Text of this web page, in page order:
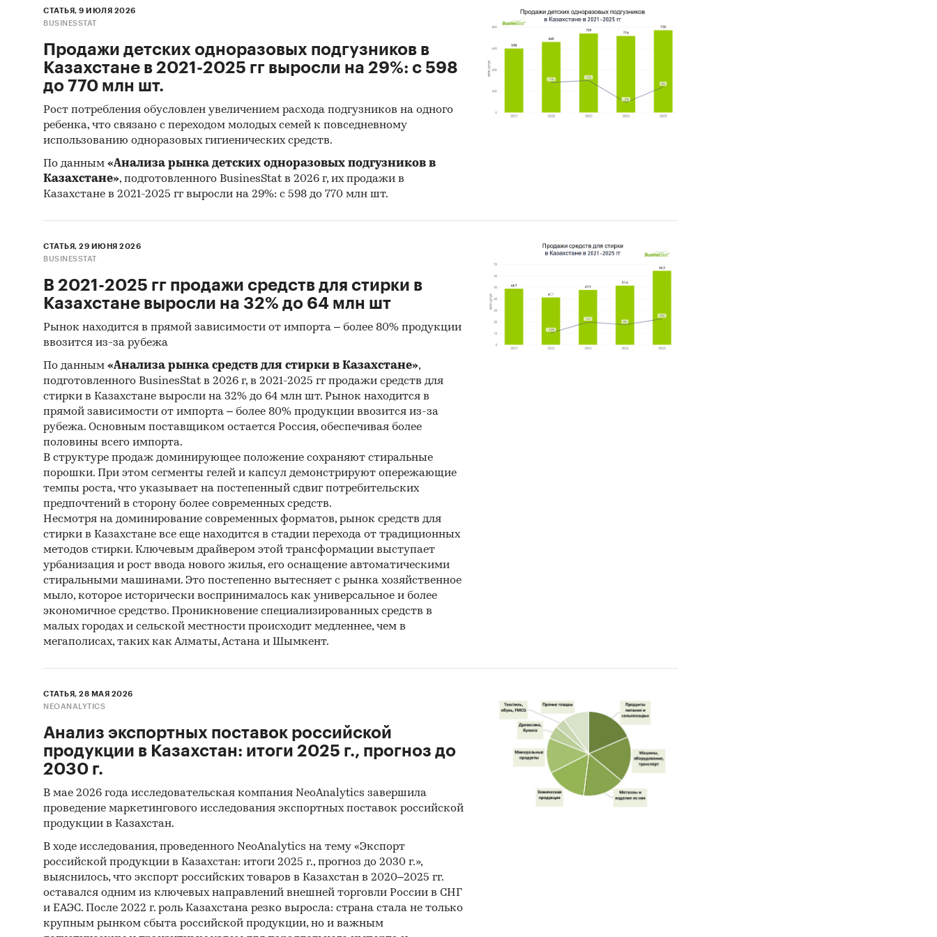
Комитет по статистике Министерства национальной
экономики Республики Казахстан
Комитет транспорта Министерства индустрии и
Международный валютный фонд
Евразийский банк развития
The World Bank
Пассажирские перевозки
СТАТЬЯ, 9 ИЮЛЯ 2026
BUSINESSTAT
Продажи детских одноразовых подгузников в
Казахстане в 2021-2025 гг выросли на 29%: с 598
до 770 млн шт.
Рост потребления обусловлен увеличением расхода подгузников на одного
ребенка, что связано с переходом молодых семей к повседневному
использованию одноразовых гигиенических средств.
По данным «Анализа рынка детских одноразовых подгузников в
Казахстане», подготовленного BusinesStat в 2026 г, их продажи в
Казахстане в 2021-2025 гг выросли на 29%: с 598 до 770 млн шт.
СТАТЬЯ, 29 ИЮНЯ 2026
BUSINESSTAT
В 2021-2025 гг продажи средств для стирки в
Казахстане выросли на 32% до 64 млн шт
Рынок находится в прямой зависимости от импорта – более 80% продукции
ввозится из-за рубежа
По данным «Анализа рынка средств для стирки в Казахстане»,
подготовленного BusinesStat в 2026 г, в 2021-2025 гг продажи средств для
стирки в Казахстане выросли на 32% до 64 млн шт. Рынок находится в
прямой зависимости от импорта – более 80% продукции ввозится из-за
рубежа. Основным поставщиком остается Россия, обеспечивая более
половины всего импорта.
В структуре продаж доминирующее положение сохраняют стиральные
порошки. При этом сегменты гелей и капсул демонстрируют опережающие
темпы роста, что указывает на постепенный сдвиг потребительских
предпочтений в сторону более современных средств.
Несмотря на доминирование современных форматов, рынок средств для
стирки в Казахстане все еще находится в стадии перехода от традиционных
методов стирки. Ключевым драйвером этой трансформации выступает
урбанизация и рост ввода нового жилья, его оснащение автоматическими
стиральными машинами. Это постепенно вытесняет с рынка хозяйственное
мыло, которое исторически воспринималось как универсальное и более
экономичное средство. Проникновение специализированных средств в
малых городах и сельской местности происходит медленнее, чем в
мегаполисах, таких как Алматы, Астана и Шымкент.
СТАТЬЯ, 28 МАЯ 2026
NEOANALYTICS
Анализ экспортных поставок российской
продукции в Казахстан: итоги 2025 г., прогноз до
2030 г.
В мае 2026 года исследовательская компания NeoAnalytics завершила
проведение маркетингового исследования экспортных поставок российской
продукции в Казахстан.
В ходе исследования, проведенного NeoAnalytics на тему «Экспорт
российской продукции в Казахстан: итоги 2025 г., прогноз до 2030 г.»,
выяснилось, что экспорт российских товаров в Казахстан в 2020–2025 гг.
оставался одним из ключевых направлений внешней торговли России в СНГ
и ЕАЭС. После 2022 г. роль Казахстана резко выросла: страна стала не только
крупным рынком сбыта российской продукции, но и важным